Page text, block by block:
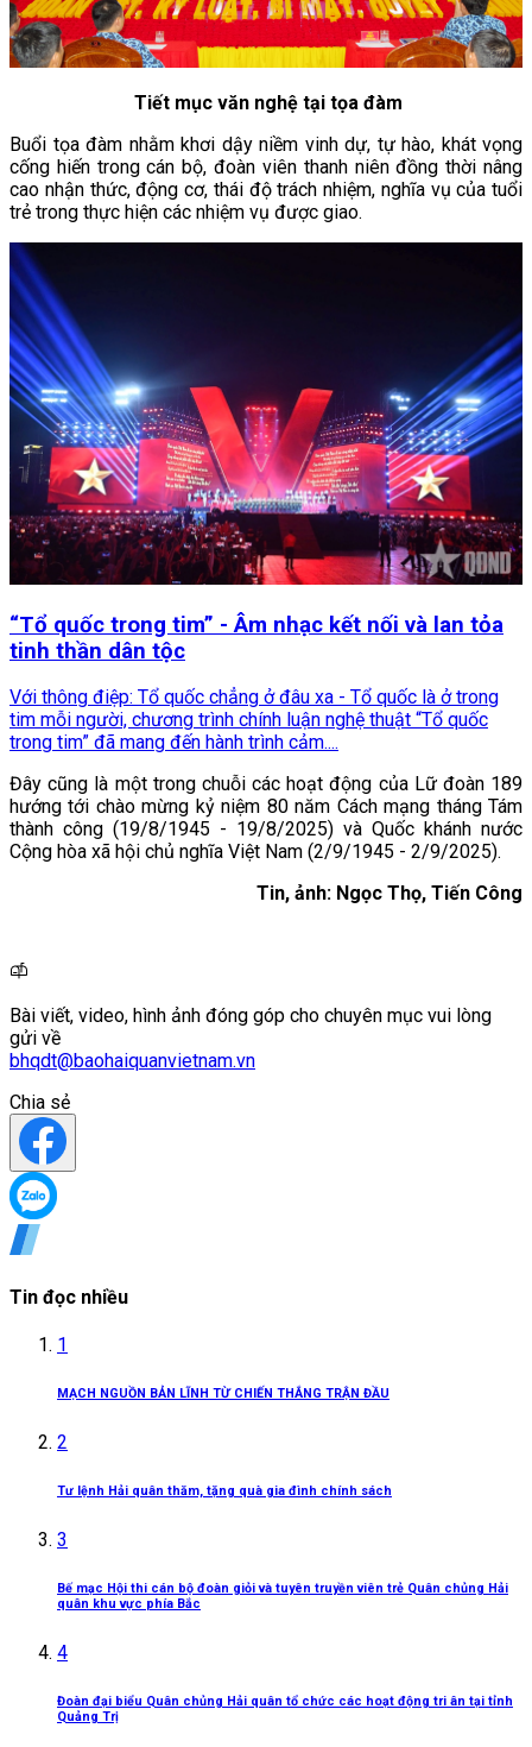
Tiết mục văn nghệ tại tọa đàm
Buổi tọa đàm nhằm khơi dậy niềm vinh dự, tự hào, khát vọng
cống hiến trong cán bộ, đoàn viên thanh niên đồng thời nâng
cao nhận thức, động cơ, thái độ trách nhiệm, nghĩa vụ của tuổi
trẻ trong thực hiện các nhiệm vụ được giao.
“Tổ quốc trong tim” - Âm nhạc kết nối và lan tỏa
tinh thần dân tộc
Với thông điệp: Tổ quốc chẳng ở đâu xa - Tổ quốc là ở trong
tim mỗi người, chương trình chính luận nghệ thuật “Tổ quốc
trong tim” đã mang đến hành trình cảm....
Đây cũng là một trong chuỗi các hoạt động của Lữ đoàn 189
hướng tới chào mừng kỷ niệm 80 năm Cách mạng tháng Tám
thành công (19/8/1945 - 19/8/2025) và Quốc khánh nước
Cộng hòa xã hội chủ nghĩa Việt Nam (2/9/1945 - 2/9/2025).
Tin, ảnh: Ngọc Thọ, Tiến Công
Bài viết, video, hình ảnh đóng góp cho chuyên mục vui lòng
gửi về
bhqdt@baohaiquanvietnam.vn
Chia sẻ
Tin đọc nhiều
1
MẠCH NGUỒN BẢN LĨNH TỪ CHIẾN THẮNG TRẬN ĐẦU
2
Tư lệnh Hải quân thăm, tặng quà gia đình chính sách
3
Bế mạc Hội thi cán bộ đoàn giỏi và tuyên truyền viên trẻ Quân chủng Hải
quân khu vực phía Bắc
4
Đoàn đại biểu Quân chủng Hải quân tổ chức các hoạt động tri ân tại tỉnh
Quảng Trị